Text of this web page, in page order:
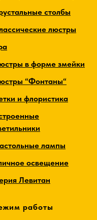
столбы
люстры
в форме змейки
“Фонтаны“
и флористика
лампы
освещение
Левитан
работы